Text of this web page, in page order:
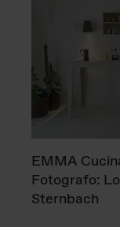
EMMA
Fotografo:
Sternbach